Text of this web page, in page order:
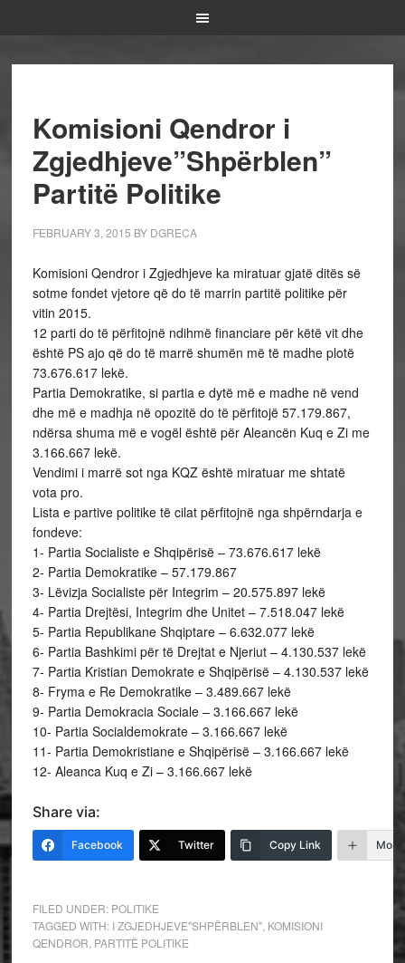
Komisioni Qendror i
Zgjedhjeve”Shpërblen”
Partitë Politike
FEBRUARY 3, 2015 BY DGRECA
Komisioni Qendror i Zgjedhjeve ka miratuar gjatë ditës së
sotme fondet vjetore që do të marrin partitë politike për
vitin 2015.
12 parti do të përfitojnë ndihmë financiare për këtë vit dhe
është PS ajo që do të marrë shumën më të madhe plotë
73.676.617 lekë.
Partia Demokratike, si partia e dytë më e madhe në vend
dhe më e madhja në opozitë do të përfitojë 57.179.867,
ndërsa shuma më e vogël është për Aleancën Kuq e Zi me
3.166.667 lekë.
Vendimi i marrë sot nga KQZ është miratuar me shtatë
vota pro.
Lista e partive politike të cilat përfitojnë nga shpërndarja e
fondeve:
1- Partia Socialiste e Shqipërisë – 73.676.617 lekë
2- Partia Demokratike – 57.179.867
3- Lëvizja Socialiste për Integrim – 20.575.897 lekë
4- Partia Drejtësi, Integrim dhe Unitet – 7.518.047 lekë
5- Partia Republikane Shqiptare – 6.632.077 lekë
6- Partia Bashkimi për të Drejtat e Njeriut – 4.130.537 lekë
7- Partia Kristian Demokrate e Shqipërisë – 4.130.537 lekë
8- Fryma e Re Demokratike – 3.489.667 lekë
9- Partia Demokracia Sociale – 3.166.667 lekë
10- Partia Socialdemokrate – 3.166.667 lekë
11- Partia Demokristiane e Shqipërisë – 3.166.667 lekë
12- Aleanca Kuq e Zi – 3.166.667 lekë
Share via:
Facebook Twitter Copy Link More
FILED UNDER: POLITIKE
TAGGED WITH: I ZGJEDHJEVE"SHPËRBLEN", KOMISIONI
QENDROR PARTITË POLITIKE